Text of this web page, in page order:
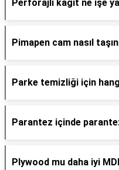
Perforajlı kağıt ne işe
Pimapen cam nasıl
Parke temizliği için
Parantez içinde
Plywood mu daha iyi